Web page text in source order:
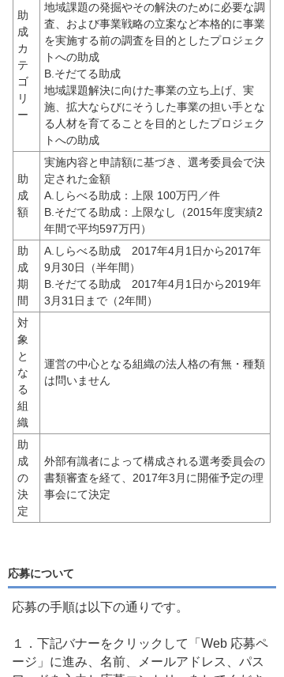
助
成
カ
テ
ゴ
リ
ー
地域課題の発掘やその解決のために必要な調
査、および事業戦略の立案など本格的に事業
を実施する前の調査を目的としたプロジェク
トへの助成
B.そだてる助成
地域課題解決に向けた事業の立ち上げ、実
施、拡大ならびにそうした事業の担い手とな
る人材を育てることを目的としたプロジェク
トへの助成
助
成
額
実施内容と申請額に基づき、選考委員会で決
定された金額
A.しらべる助成：上限 100万円／件
B.そだてる助成：上限なし（2015年度実績2
年間で平均597万円）
助
成
期
間
A.しらべる助成　2017年4月1日から2017年
9月30日（半年間）
B.そだてる助成　2017年4月1日から2019年
3月31日まで（2年間）
対
象
と
な
る
組
織
運営の中心となる組織の法人格の有無・種類
は問いません
助
成
の
決
定
外部有識者によって構成される選考委員会の
書類審査を経て、2017年3月に開催予定の理
事会にて決定
応募について
応募の手順は以下の通りです。
１．下記バナーをクリックして「Web 応募ペ
ージ」に進み、名前、メールアドレス、パス